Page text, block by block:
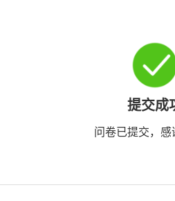
提交成
问卷已提交，感